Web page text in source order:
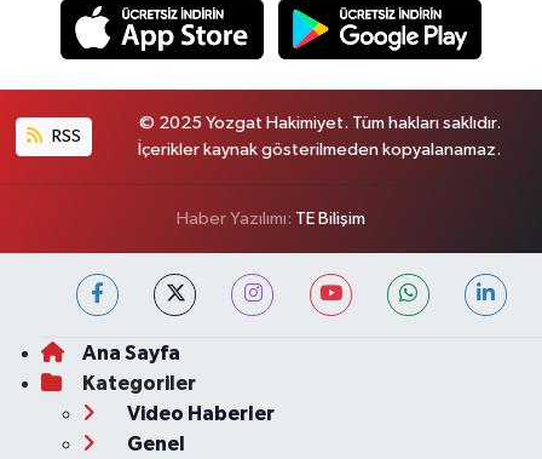
RSS
© 2025 Yozgat Hakimiyet. Tüm hakları saklıdır.
İçerikler kaynak gösterilmeden kopyalanamaz.
Haber Yazılımı: TE Bilişim
Ana Sayfa
Kategoriler
Video Haberler
Genel